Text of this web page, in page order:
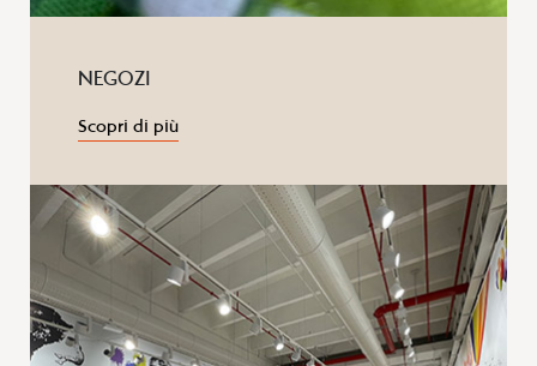
NEGOZI
Scopri di più